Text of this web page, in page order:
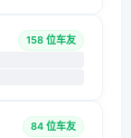
158 位车友
84 位车友